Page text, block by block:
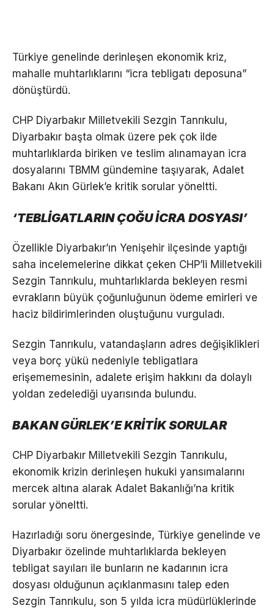
Türkiye genelinde derinleşen ekonomik kriz,
mahalle muhtarlıklarını “icra tebligatı deposuna”
dönüştürdü.
CHP Diyarbakır Milletvekili Sezgin Tanrıkulu,
Diyarbakır başta olmak üzere pek çok ilde
muhtarlıklarda biriken ve teslim alınamayan icra
dosyalarını TBMM gündemine taşıyarak, Adalet
Bakanı Akın Gürlek’e kritik sorular yöneltti.
‘TEBLİGATLARIN ÇOĞU İCRA DOSYASI’
Özellikle Diyarbakır’ın Yenişehir ilçesinde yaptığı
saha incelemelerine dikkat çeken CHP’li Milletvekili
Sezgin Tanrıkulu, muhtarlıklarda bekleyen resmi
evrakların büyük çoğunluğunun ödeme emirleri ve
haciz bildirimlerinden oluştuğunu vurguladı.
Sezgin Tanrıkulu, vatandaşların adres değişiklikleri
veya borç yükü nedeniyle tebligatlara
erişememesinin, adalete erişim hakkını da dolaylı
yoldan zedelediği uyarısında bulundu.
BAKAN GÜRLEK’E KRİTİK SORULAR
CHP Diyarbakır Milletvekili Sezgin Tanrıkulu,
ekonomik krizin derinleşen hukuki yansımalarını
mercek altına alarak Adalet Bakanlığı’na kritik
sorular yöneltti.
Hazırladığı soru önergesinde, Türkiye genelinde ve
Diyarbakır özelinde muhtarlıklarda bekleyen
tebligat sayıları ile bunların ne kadarının icra
dosyası olduğunun açıklanmasını talep eden
Sezgin Tanrıkulu, son 5 yılda icra müdürlüklerinde